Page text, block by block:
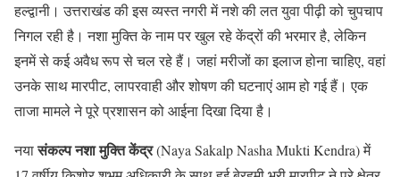
हल्द्वानी। उत्तराखंड की इस व्यस्त नगरी में नशे की लत युवा पीढ़ी को चुपचाप
निगल रही है। नशा मुक्ति के नाम पर खुल रहे केंद्रों की भरमार है, लेकिन
इनमें से कई अवैध रूप से चल रहे हैं। जहां मरीजों का इलाज होना चाहिए, वहां
उनके साथ मारपीट, लापरवाही और शोषण की घटनाएं आम हो गई हैं। एक
ताजा मामले ने पूरे प्रशासन को आईना दिखा दिया है।
नयासंकल्प नशा मुक्ति केंद्र(Naya Sakalp Nasha Mukti Kendra) में